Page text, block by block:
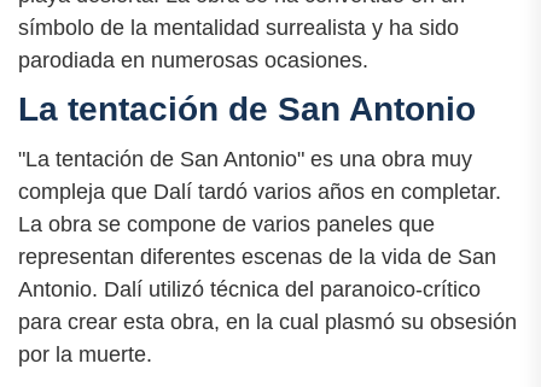
símbolo de la mentalidad surrealista y ha sido
parodiada en numerosas ocasiones.
La tentación de San Antonio
"La tentación de San Antonio" es una obra muy
compleja que Dalí tardó varios años en completar.
La obra se compone de varios paneles que
representan diferentes escenas de la vida de San
Antonio. Dalí utilizó técnica del paranoico-crítico
para crear esta obra, en la cual plasmó su obsesión
por la muerte.